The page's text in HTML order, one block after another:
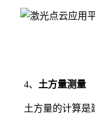
4、 土方量测量
土方量的计算是建